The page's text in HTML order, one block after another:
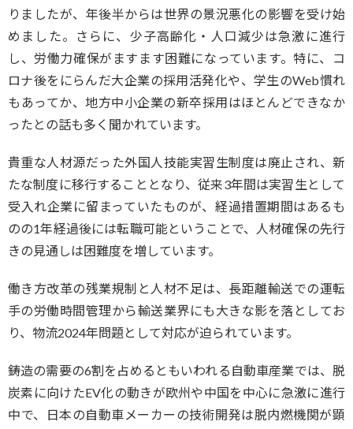
りましたが、年後半からは世界の景況悪化の影響を受け始
めました。さらに、少子高齢化・人口減少は急激に進行
し、労働力確保がますます困難になっています。特に、コ
ロナ後をにらんだ大企業の採用活発化や、学生のWeb慣れ
もあってか、地方中小企業の新卒採用はほとんどできなか
ったとの話も多く聞かれています。
貴重な人材源だった外国人技能実習生制度は廃止され、新
たな制度に移行することとなり、従来3年間は実習生として
受入れ企業に留まっていたものが、経過措置期間はあるも
のの1年経過後には転職可能ということで、人材確保の先行
きの見通しは困難度を増しています。
働き方改革の残業規制と人材不足は、長距離輸送での運転
手の労働時間管理から輸送業界にも大きな影を落としてお
り、物流2024年問題として対応が迫られています。
鋳造の需要の6割を占めるともいわれる自動車産業では、脱
炭素に向けたEV化の動きが欧州や中国を中心に急激に進行
中で、日本の自動車メーカーの技術開発は脱内燃機関が顕